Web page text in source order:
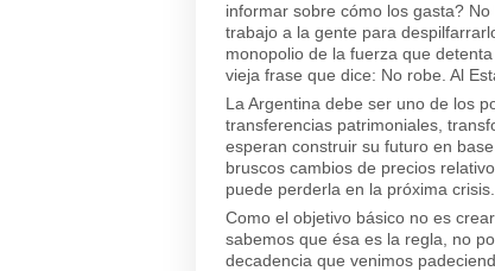
informar sobre cómo los gasta?
trabajo a la gente para
monopolio de la fuerza que
vieja frase que dice: No robe. Al
La Argentina debe ser uno de los
transferencias patrimoniales,
esperan construir su futuro en
bruscos cambios de precios
puede perderla en la próxima
Como el objetivo básico no es
sabemos que ésa es la regla, no
decadencia que venimos